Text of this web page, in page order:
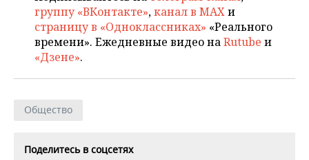
группу «ВКонтакте»,канал в MAXи
страницу в «Одноклассниках» «Реального
времени». Ежедневные видео наRutube и
«Дзене».
Общество
Поделитесь в соцсетях